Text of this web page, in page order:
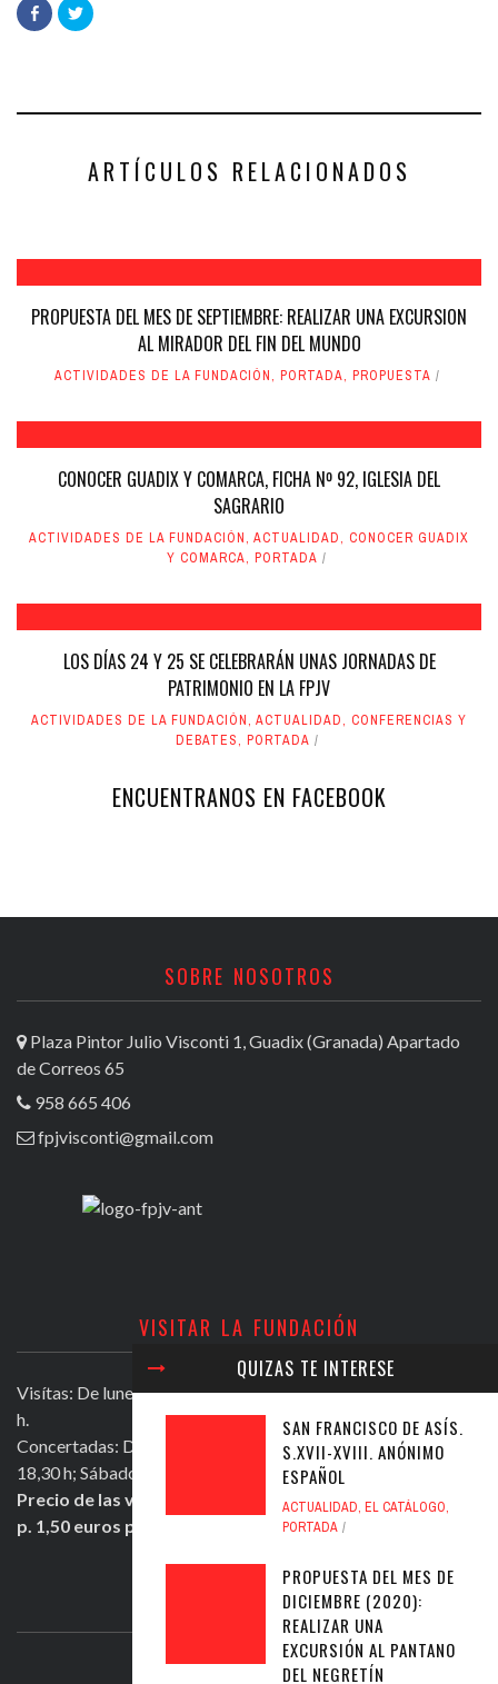
Haz
clic
para
en
Haz
clic
en
ARTÍCULOS RELACIONADOS
PROPUESTA DEL MES DE SEPTIEMBRE: REALIZAR UNA EXCURSION
AL MIRADOR DEL FIN DEL MUNDO
ACTIVIDADES DE LA FUNDACIÓN, PORTADA, PROPUESTA
CONOCER GUADIX Y COMARCA, FICHA Nº 92, IGLESIA DEL
SAGRARIO
ACTIVIDADES DE LA FUNDACIÓN, ACTUALIDAD, CONOCER GUADIX
Y COMARCA, PORTADA
LOS DÍAS 24 Y 25 SE CELEBRARÁN UNAS JORNADAS DE
PATRIMONIO EN LA FPJV
ACTIVIDADES DE LA FUNDACIÓN, ACTUALIDAD, CONFERENCIAS Y
DEBATES, PORTADA
QUIZAS TE INTERESE
SAN FRANCISCO DE ASÍS.
S.XVII-XVIII. ANÓNIMO
ESPAÑOL
ACTUALIDAD, EL CATÁLOGO,
PORTADA
PROPUESTA DEL MES DE
DICIEMBRE (2020):
REALIZAR UNA
EXCURSIÓN AL PANTANO
DEL NEGRETÍN
ENCUENTRANOS EN FACEBOOK
SOBRE NOSOTROS
Plaza Pintor Julio Visconti 1, Guadix (Granada) Apartado
de Correos 65
958 665 406
fpjvisconti@gmail.com
VISITAR LA FUNDACIÓN
Visítas: De lunes a viernes, excepto festivos, de 11,30 a 13,30
h.
Concertadas: De lunes a viernes excepto festivos, de 16,30 a
18,30 h; Sábados mañana de 11,30 a 13,30 h.
Precio de las visitas: Individual 2 euros. Grupos + de 10
p. 1,50 euros persona.
ULTIMOS TWEETS